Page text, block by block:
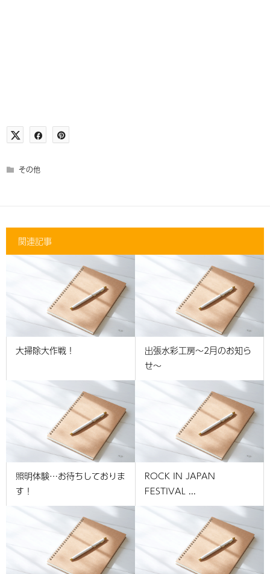
その他
関連記事
大掃除大作戦！
出張水彩工房～2月のお知ら
せ～
照明体験…お待ちしておりま
す！
ROCK IN JAPAN
FESTIVAL ...